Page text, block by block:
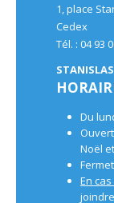
1, place
Cedex
Tél. : 04 93
Du
Noël
En
joindre